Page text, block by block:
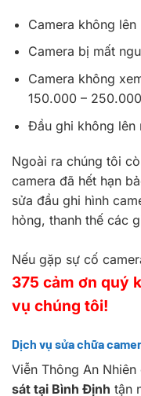
Camera không
Camera bị mất
Camera không
150.000 – 250.000
Đầu ghi không lên
Ngoài ra chúng tôi
camera đã hết hạn
sửa đầu ghi hình
hỏng, thanh thế các
Nếu gặp sự cố
375 cảm ơn quý
vụ chúng tôi!
Dịch vụ sửa chữa
Viễn Thông An Nhiên
sát tại Bình Định tận